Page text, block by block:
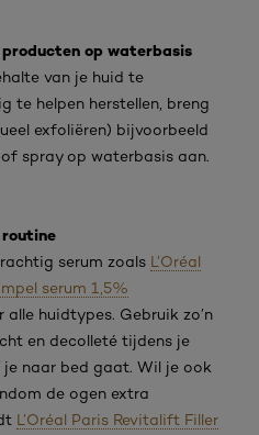
op waterbasis
van je huid te
te helpen herstellen, breng
exfoliëren) bijvoorbeeld
spray op waterbasis aan.
routine
serum zoals L’Oréal
serum 1,5%
alle huidtypes. Gebruik zo’n
en decolleté tijdens je
naar bed gaat. Wil je ook
de ogen extra
L’Oréal Paris Revitalift Filler